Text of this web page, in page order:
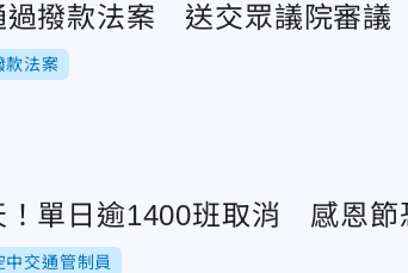
過撥款法案 送交眾議院審議
款法案
！單日逾1400班取消 感恩節
中交通管制員